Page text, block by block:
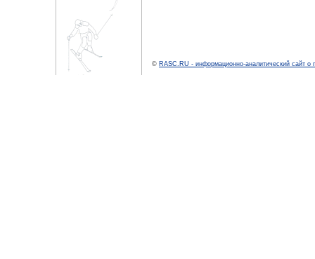
© RASC.RU - информационно-аналитический сайт о